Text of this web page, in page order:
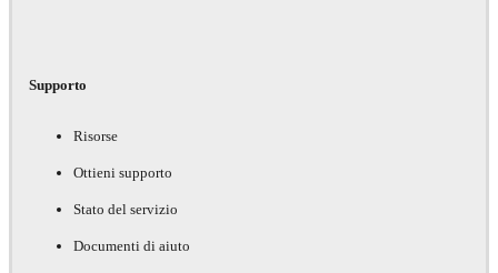
Supporto
Risorse
Ottieni supporto
Stato del servizio
Documenti di aiuto